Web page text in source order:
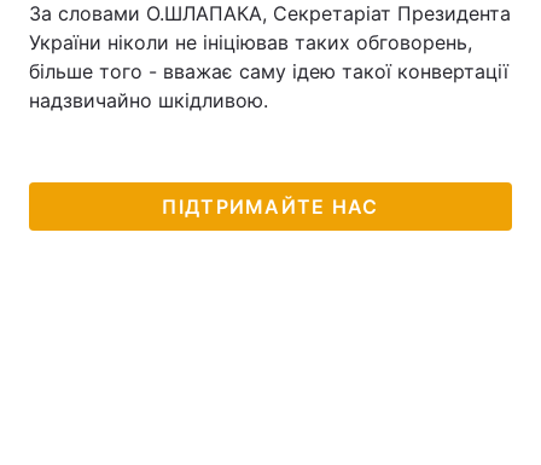
За словами О.ШЛАПАКА, Секретаріат Президента
України ніколи не ініціював таких обговорень,
більше того - вважає саму ідею такої конвертації
надзвичайно шкідливою.
ПІДТРИМАЙТЕ НАС